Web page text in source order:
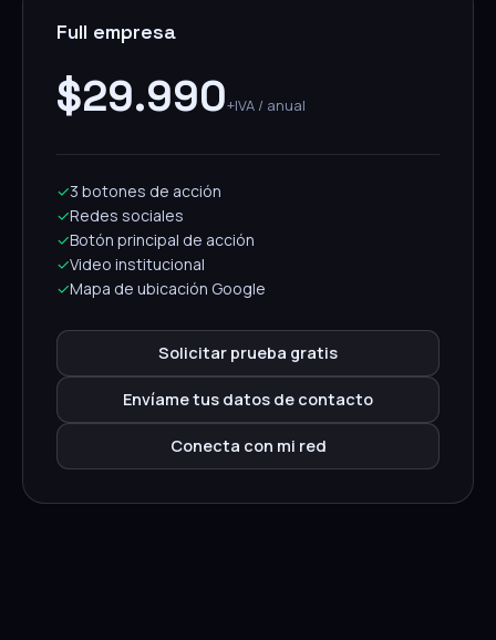
Full empresa
$29.990+IVA / anual
✓3 botones de acción
✓Redes sociales
✓Botón principal de acción
✓Video institucional
✓Mapa de ubicación Google
Solicitar prueba gratis
Envíame tus datos de contacto
Conecta con mi red